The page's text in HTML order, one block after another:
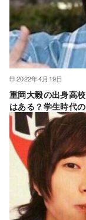
2022年4月19日
重岡大毅の出身高
はある？学生時代